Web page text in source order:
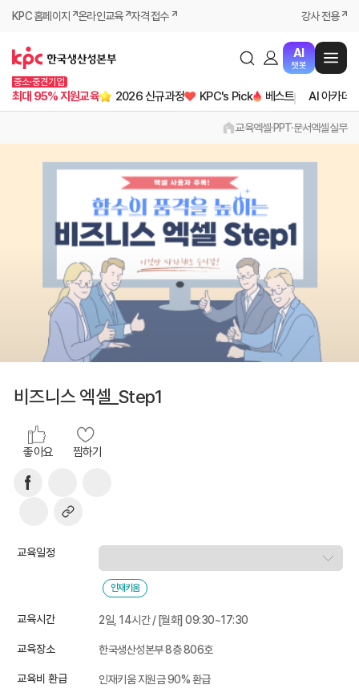
KPC 홈페이지 온라인교육 자격 접수 강사 전용
AI
챗봇
중소·중견기업
최대 95% 지원교육 2026 신규과정 KPC's Pick 베스트 AI 아카데
교육엑셀·PPT·문서엑셀실무
비즈니스 엑셀_Step1
좋아요 찜하기
교육일정
인재키움
교육시간 2일, 14시간 / [월화] 09:30~17:30
교육장소 한국생산성본부 8층 806호
교육비 환급 인재키움 지원금 90% 환급